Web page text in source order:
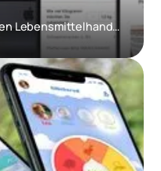
Digitale Effizienz für den Lebensmittelhandel